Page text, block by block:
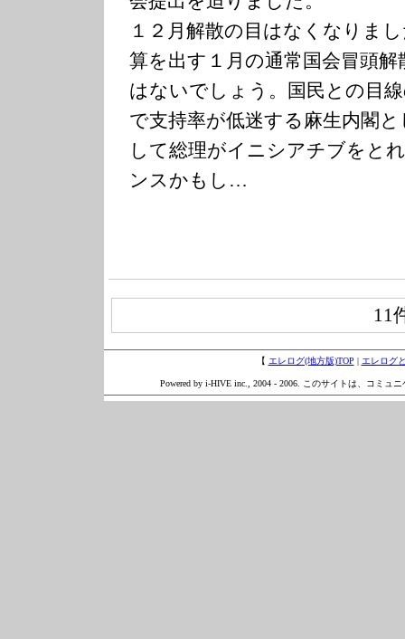
１２月解散の目はなくなりま
算を出す１月の通常国会冒頭
はないでしょう。国民との目
で支持率が低迷する麻生内閣
して総理がイニシアチブをと
ンスかもし…
11
【 エレログ(地方版)TOP | エレログ
Powered by i-HIVE inc., 2004 - 2006. このサイトは、コミュ